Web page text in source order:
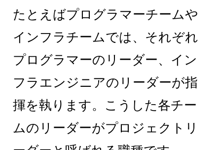
たとえばプログラマーチームや
インフラチームでは、それぞれ
プログラマーのリーダー、イン
フラエンジニアのリーダーが指
揮を執ります。こうした各チー
ムのリーダーがプロジェクトリ